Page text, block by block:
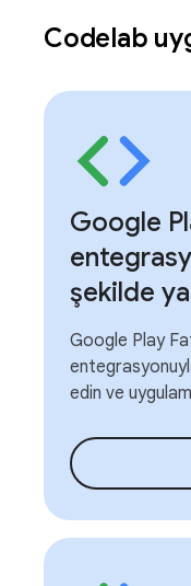
Codelab
Google
şekilde
Google Play
edin ve